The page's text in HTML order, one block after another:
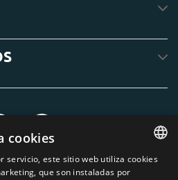
cookies
servicio, este sitio web utiliza cookies
que son instaladas por